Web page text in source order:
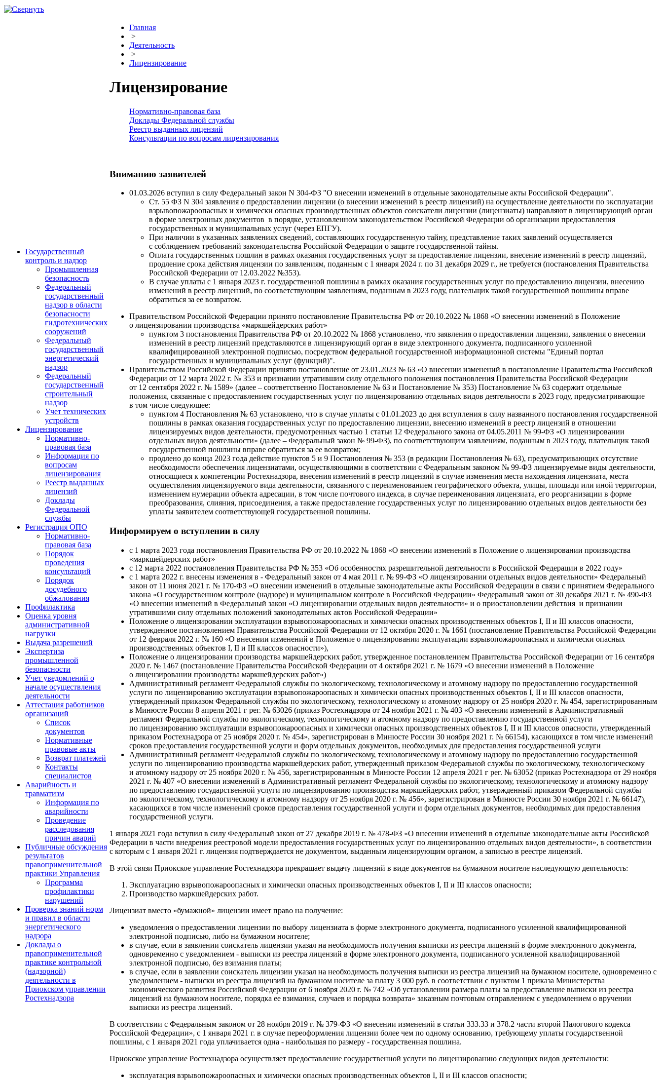
Государственный
контроль и надзор
Промышленная
безопасность
Федеральный
государственный
надзор в области
безопасности
гидротехнических
сооружений
Федеральный
государственный
энергетический
надзор
Федеральный
государственный
строительный
надзор
Учет технических
устройств
Лицензирование
Нормативно-
правовая база
Информация по
вопросам
лицензирования
Реестр выданных
лицензий
Доклады
Федеральной
службы
Регистрация ОПО
Нормативно-
правовая база
Порядок
проведения
консультаций
Порядок
досудебного
обжалования
Профилактика
Оценка уровня
административной
нагрузки
Выдача разрешений
Экспертиза
промышленной
безопасности
Учет уведомлений о
начале осуществления
деятельности
Аттестация работников
организаций
Список
документов
Нормативные
правовые акты
Возврат платежей
Контакты
специалистов
Аварийность и
травматизм
Информация по
аварийности
Проведение
расследования
причин аварий
Публичные обсуждения
результатов
правоприменительной
практики Управления
Программа
профилактики
нарушений
Проверка знаний норм
и правил в области
энергетического
надзора
Доклады о
правоприменительной
практике контрольной
(надзорной)
деятельности в
Приокском управлении
Ростехнадзора
Главная
>
Деятельность
>
Лицензирование
Лицензирование
Нормативно-правовая база
Доклады Федеральной службы
Реестр выданных лицензий
Консультации по вопросам лицензирования
Вниманию заявителей
01.03.2026 вступил в силу Федеральный закон N 304-ФЗ "О внесении изменений в отдельные законодательные акты Российской Федерации".
Ст. 55 ФЗ N 304 заявления о предоставлении лицензии (о внесении изменений в реестр лицензий) на осуществление деятельности по эксплуатации
взрывопожароопасных и химически опасных производственных объектов соискатели лицензии (лицензиаты) направляют в лицензирующий орган
в форме электронных документов в порядке, установленном законодательством Российской Федерации об организации предоставления
государственных и муниципальных услуг (через ЕПГУ).
При наличии в указанных заявлениях сведений, составляющих государственную тайну, представление таких заявлений осуществляется
с соблюдением требований законодательства Российской Федерации о защите государственной тайны.
Оплата государственных пошлин в рамках оказания государственных услуг за предоставление лицензии, внесение изменений в реестр лицензий,
продление срока действия лицензии по заявлениям, поданным с 1 января 2024 г. по 31 декабря 2029 г., не требуется (постановления Правительства
Российской Федерации от 12.03.2022 №353).
В случае уплаты с 1 января 2023 г. государственной пошлины в рамках оказания государственных услуг по предоставлению лицензии, внесению
изменений в реестр лицензий, по соответствующим заявлениям, поданным в 2023 году, плательщик такой государственной пошлины вправе
обратиться за ее возвратом.
Правительством Российской Федерации принято постановление Правительства РФ от 20.10.2022 № 1868 «О внесении изменений в Положение
о лицензировании производства «маркшейдерских работ»
пунктом 3 постановления Правительства РФ от 20.10.2022 № 1868 установлено, что заявления о предоставлении лицензии, заявления о внесении
изменений в реестр лицензий представляются в лицензирующий орган в виде электронного документа, подписанного усиленной
квалифицированной электронной подписью, посредством федеральной государственной информационной системы "Единый портал
государственных и муниципальных услуг (функций)".
Правительством Российской Федерации принято постановление от 23.01.2023 № 63 «О внесении изменений в постановление Правительства Российской
Федерации от 12 марта 2022 г. № 353 и признании утратившим силу отдельного положения постановления Правительства Российской Федерации
от 12 сентября 2022 г. № 1589» (далее – соответственно Постановление № 63 и Постановление № 353) Постановление № 63 содержит отдельные
положения, связанные с предоставлением государственных услуг по лицензированию отдельных видов деятельности в 2023 году, предусматривающие
в том числе следующее:
пунктом 4 Постановления № 63 установлено, что в случае уплаты с 01.01.2023 до дня вступления в силу названного постановления государственной
пошлины в рамках оказания государственных услуг по предоставлению лицензии, внесению изменений в реестр лицензий в отношении
лицензируемых видов деятельности, предусмотренных частью 1 статьи 12 Федерального закона от 04.05.2011 № 99-ФЗ «О лицензировании
отдельных видов деятельности» (далее – Федеральный закон № 99-ФЗ), по соответствующим заявлениям, поданным в 2023 году, плательщик такой
государственной пошлины вправе обратиться за ее возвратом;
продлено до конца 2023 года действие пунктов 5 и 9 Постановления № 353 (в редакции Постановления № 63), предусматривающих отсутствие
необходимости обеспечения лицензиатами, осуществляющими в соответствии с Федеральным законом № 99-ФЗ лицензируемые виды деятельности,
относящиеся к компетенции Ростехнадзора, внесения изменений в реестр лицензий в случае изменения места нахождения лицензиата, места
осуществления лицензируемого вида деятельности, связанного с переименованием географического объекта, улицы, площади или иной территории,
изменением нумерации объекта адресации, в том числе почтового индекса, в случае переименования лицензиата, его реорганизации в форме
преобразования, слияния, присоединения, а также предоставление государственных услуг по лицензированию отдельных видов деятельности без
уплаты заявителем соответствующей государственной пошлины.
Информируем о вступлении в силу
с 1 марта 2023 года постановления Правительства РФ от 20.10.2022 № 1868 «О внесении изменений в Положение о лицензировании производства
«маркшейдерских работ»
с 12 марта 2022 постановления Правительства РФ № 353 «Об особенностях разрешительной деятельности в Российской Федерации в 2022 году»
с 1 марта 2022 г. внесены изменения в - Федеральный закон от 4 мая 2011 г. № 99-ФЗ «О лицензировании отдельных видов деятельности» Федеральный
закон от 11 июня 2021 г. № 170-ФЗ «О внесении изменений в отдельные законодательные акты Российской Федерации в связи с принятием Федерального
закона «О государственном контроле (надзоре) и муниципальном контроле в Российской Федерации» Федеральный закон от 30 декабря 2021 г. № 490-ФЗ
«О внесении изменений в Федеральный закон «О лицензировании отдельных видов деятельности» и о приостановлении действия и признании
утратившими силу отдельных положений законодательных актов Российской Федерации»
Положение о лицензировании эксплуатации взрывопожароопасных и химически опасных производственных объектов I, II и III классов опасности,
утвержденное постановлением Правительства Российской Федерации от 12 октября 2020 г. № 1661 (постановление Правительства Российской Федерации
от 12 февраля 2022 г. № 160 «О внесении изменений в Положение о лицензировании эксплуатации взрывопожароопасных и химически опасных
производственных объектов I, II и III классов опасности»),
Положение о лицензировании производства маркшейдерских работ, утвержденное постановлением Правительства Российской Федерации от 16 сентября
2020 г. № 1467 (постановление Правительства Российской Федерации от 4 октября 2021 г. № 1679 «О внесении изменений в Положение
о лицензировании производства маркшейдерских работ»)
Административный регламент Федеральной службы по экологическому, технологическому и атомному надзору по предоставлению государственной
услуги по лицензированию эксплуатации взрывопожароопасных и химически опасных производственных объектов I, II и III классов опасности,
утвержденный приказом Федеральной службы по экологическому, технологическому и атомному надзору от 25 ноября 2020 г. № 454, зарегистрированным
в Минюсте России 8 апреля 2021 г рег. № 63026 (приказ Ростехнадзора от 24 ноября 2021 г. № 403 «О внесении изменений в Административный
регламент Федеральной службы по экологическому, технологическому и атомному надзору по предоставлению государственной услуги
по лицензированию эксплуатации взрывопожароопасных и химически опасных производственных объектов I, II и III классов опасности, утвержденный
приказом Ростехнадзора от 25 ноября 2020 г. № 454», зарегистрирован в Минюсте России 30 ноября 2021 г. № 66154), касающихся в том числе изменений
сроков предоставления государственной услуги и форм отдельных документов, необходимых для предоставления государственной услуги
Административный регламент Федеральной службы по экологическому, технологическому и атомному надзору по предоставлению государственной
услуги по лицензированию производства маркшейдерских работ, утвержденный приказом Федеральной службы по экологическому, технологическому
и атомному надзору от 25 ноября 2020 г. № 456, зарегистрированным в Минюсте России 12 апреля 2021 г рег. № 63052 (приказ Ростехнадзора от 29 ноября
2021 г. № 407 «О внесении изменений в Административный регламент Федеральной службы по экологическому, технологическому и атомному надзору
по предоставлению государственной услуги по лицензированию производства маркшейдерских работ, утвержденный приказом Федеральной службы
по экологическому, технологическому и атомному надзору от 25 ноября 2020 г. № 456», зарегистрирован в Минюсте России 30 ноября 2021 г. № 66147),
касающихся в том числе изменений сроков предоставления государственной услуги и форм отдельных документов, необходимых для предоставления
государственной услуги.
1 января 2021 года вступил в силу Федеральный закон от 27 декабря 2019 г. № 478-ФЗ «О внесении изменений в отдельные законодательные акты Российской
Федерации в части внедрения реестровой модели предоставления государственных услуг по лицензированию отдельных видов деятельности», в соответствии
с которым с 1 января 2021 г. лицензия подтверждается не документом, выданным лицензирующим органом, а записью в реестре лицензий.
В этой связи Приокское управление Ростехнадзора прекращает выдачу лицензий в виде документов на бумажном носителе наследующую деятельность:
Эксплуатацию взрывопожароопасных и химически опасных производственных объектов I, II и III классов опасности;
Производство маркшейдерских работ.
Лицензиат вместо «бумажной» лицензии имеет право на получение:
уведомления о предоставлении лицензии по выбору лицензиата в форме электронного документа, подписанного усиленной квалифицированной
электронной подписью, либо на бумажном носителе;
в случае, если в заявлении соискатель лицензии указал на необходимость получения выписки из реестра лицензий в форме электронного документа,
одновременно с уведомлением - выписки из реестра лицензий в форме электронного документа, подписанного усиленной квалифицированной
электронной подписью, без взимания платы;
в случае, если в заявлении соискатель лицензии указал на необходимость получения выписки из реестра лицензий на бумажном носителе, одновременно с
уведомлением - выписки из реестра лицензий на бумажном носителе за плату 3 000 руб. в соответствии с пунктом 1 приказа Министерства
экономического развития Российской Федерации от 6 ноября 2020 г. № 742 «Об установлении размера платы за предоставление выписки из реестра
лицензий на бумажном носителе, порядка ее взимания, случаев и порядка возврата» заказным почтовым отправлением с уведомлением о вручении
выписки из реестра лицензий.
В соответствии с Федеральным законом от 28 ноября 2019 г. № 379-ФЗ «О внесении изменений в статьи 333.33 и 378.2 части второй Налогового кодекса
Российской Федерации», с 1 января 2021 г. в случае переоформления лицензии более чем по одному основанию, требующему уплаты государственной
пошлины, с 1 января 2021 года уплачивается одна - наибольшая по размеру - государственная пошлина.
Приокское управление Ростехнадзора осуществляет предоставление государственной услуги по лицензированию следующих видов деятельности:
эксплуатация взрывопожароопасных и химически опасных производственных объектов I, II и III классов опасности;